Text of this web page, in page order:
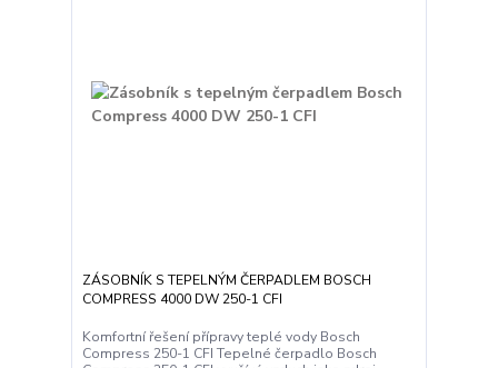
ZÁSOBNÍK S TEPELNÝM ČERPADLEM BOSCH
COMPRESS 4000 DW 250-1 CFI
Komfortní řešení přípravy teplé vody Bosch
Compress 250-1 CFI Tepelné čerpadlo Bosch